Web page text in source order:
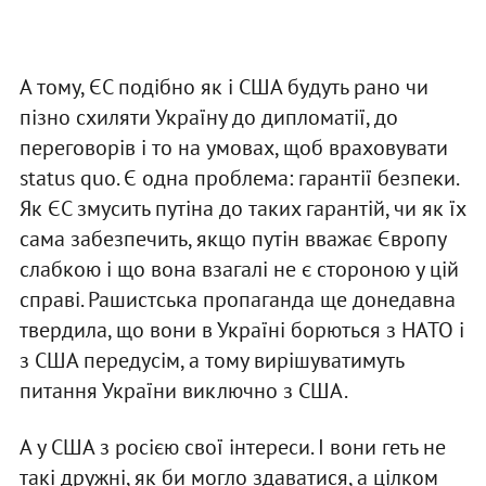
А тому, ЄС подібно як і США будуть рано чи
пізно схиляти Україну до дипломатії, до
переговорів і то на умовах, щоб враховувати
status quo. Є одна проблема: гарантії безпеки.
Як ЄС змусить путіна до таких гарантій, чи як їх
сама забезпечить, якщо путін вважає Європу
слабкою і що вона взагалі не є стороною у цій
справі. Рашистська пропаганда ще донедавна
твердила, що вони в Україні борються з НАТО і
з США передусім, а тому вирішуватимуть
питання України виключно з США.
А у США з росією свої інтереси. І вони геть не
такі дружні, як би могло здаватися, а цілком